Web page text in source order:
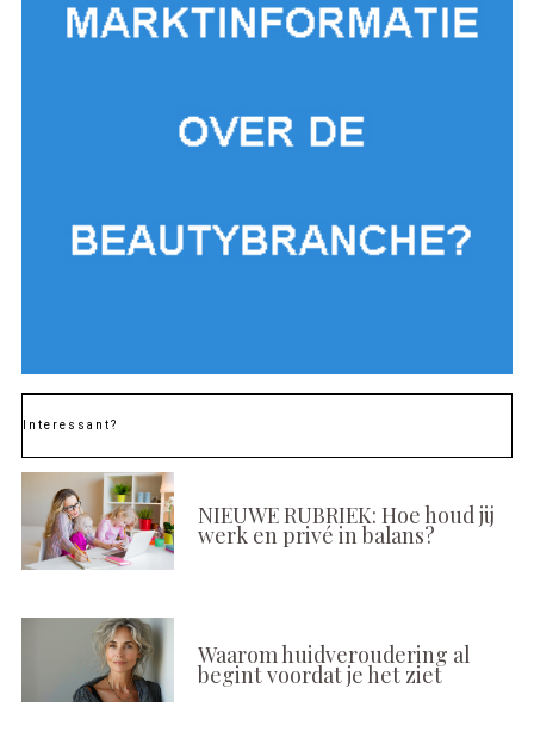
Interessant?
NIEUWE RUBRIEK: Hoe houd jij
werk en privé in balans?
Waarom huidveroudering al
begint voordat je het ziet